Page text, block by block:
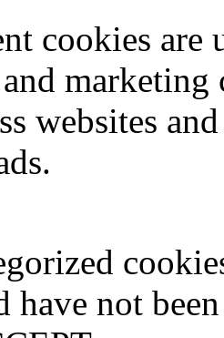
cookies
marketing
websites
have not